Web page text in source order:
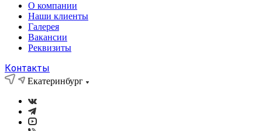
О компании
Наши клиенты
Галерея
Вакансии
Реквизиты
Контакты
Екатеринбург